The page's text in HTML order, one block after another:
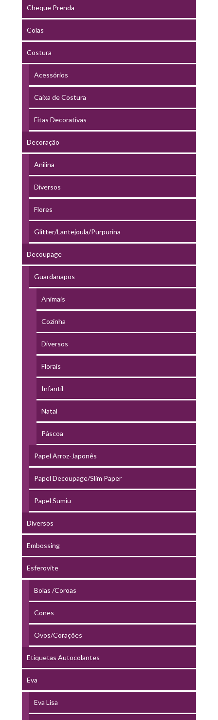
Cheque Prenda
Colas
Costura
Acessórios
Caixa de Costura
Fitas Decorativas
Decoração
Anilina
Diversos
Flores
Glitter/Lantejoula/Purpurina
Decoupage
Guardanapos
Animais
Cozinha
Diversos
Florais
Infantil
Natal
Páscoa
Papel Arroz-Japonês
Papel Decoupage/Slim Paper
Papel Sumiu
Diversos
Embossing
Esferovite
Bolas /Coroas
Cones
Ovos/Corações
Etiquetas Autocolantes
Eva
Eva Lisa